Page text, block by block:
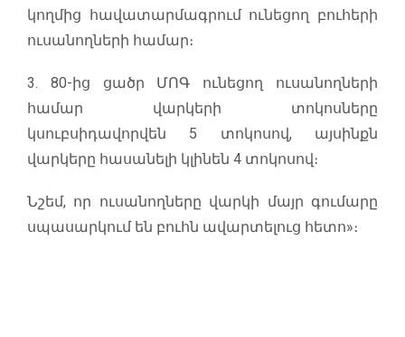
կողմից հավատարմագրում ունեցող բուհերի
ուսանողների համար։
3. 80-ից ցածր ՄՈԳ ունեցող ուսանողների
համար վարկերի տոկոսները
կսուբսիդավորվեն 5 տոկոսով, այսինքն
վարկերը հասանելի կլինեն 4 տոկոսով։
Նշեմ, որ ուսանողները վարկի մայր գումարը
սպասարկում են բուհն ավարտելուց հետո»։